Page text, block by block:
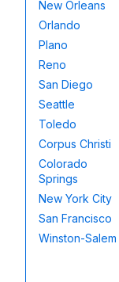
New Orleans
Orlando
Plano
Reno
San Diego
Seattle
Toledo
Corpus Christi
Colorado
Springs
New York City
San Francisco
Winston-Salem